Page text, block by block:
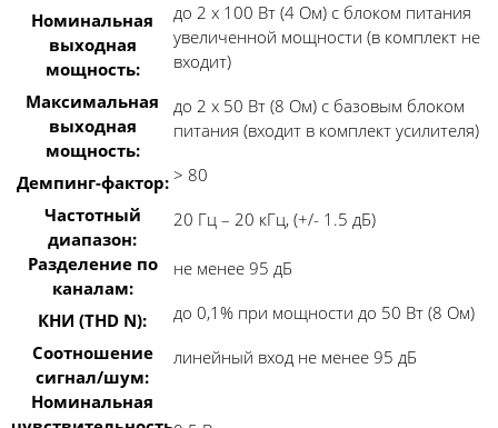
Номинальная
выходная
мощность:
до 2 x 100 Вт (4 Ом) с блоком питания
увеличенной мощности (в комплект не
входит)
Максимальная
выходная
мощность:
до 2 x 50 Вт (8 Ом) с базовым блоком
питания (входит в комплект усилителя)
Демпинг-фактор: > 80
Частотный
диапазон:
20 Гц – 20 кГц, (+/- 1.5 дБ)
Разделение по
каналам:
не менее 95 дБ
КНИ (THD N):
до 0,1% при мощности до 50 Вт (8 Ом)
Соотношение
сигнал/шум:
линейный вход не менее 95 дБ
Номинальная